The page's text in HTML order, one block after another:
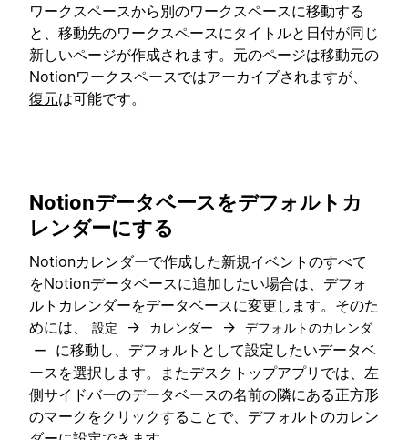
ワークスペースから別のワークスペースに移動する
と、移動先のワークスペースにタイトルと日付が同じ
新しいページが作成されます。元のページは移動元の
Notionワークスペースではアーカイブされますが、
復元は可能です。
Notionデータベースをデフォルトカ
レンダーにする
Notionカレンダーで作成した新規イベントのすべて
をNotionデータベースに追加したい場合は、デフォ
ルトカレンダーをデータベースに変更します。そのた
めには、
設定 → カレンダー →
デフォルトのカレンダ
ー
に移動し、デフォルトとして設定したいデータベ
ースを選択します。またデスクトップアプリでは、左
側サイドバーのデータベースの名前の隣にある正方形
のマークをクリックすることで、デフォルトのカレン